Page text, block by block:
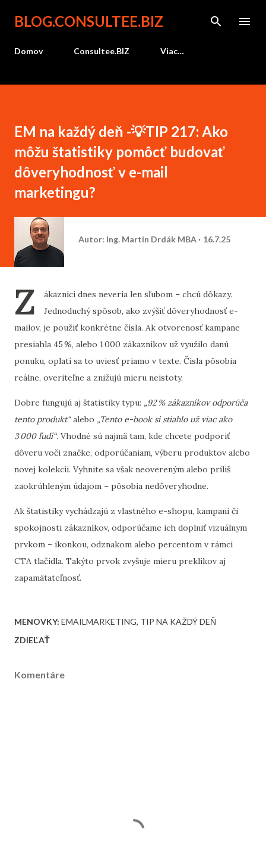
Preskočiť na hlavný obsah
BLOG.CONSULTEE.BIZ
Domov Consultee.BIZ Viac…
EM na každý deň -💡TIP 217: Ako
môžu štatistiky pomôcť budovať
dôveryhodnosť v e-mail
marketingu?
Autor: Ing. Martin Drdák MBA 16.7.25
Z
ákazníci dnes neveria len sľubom – chcú dôkazy.
Jednoduchý spôsob, ako zvýšiť dôveryhodnosť e-
mailov, je použiť konkrétne čísla. Ak otvorenosť kampane
presiahla 45 %, alebo 1 000 zákazníkov už využilo danú
ponuku, oplatí sa to uviesť priamo v texte. Čísla pôsobia
reálne, overiteľne a znižujú mieru neistoty.
Dobre fungujú aj štatistiky typu: „92 % zákazníkov odporúča
tento produkt“alebo „Tento e-book si stiahlo už viac ako
3 000 ľudí“. Vhodné sú najmä tam, kde chcete podporiť
dôveru voči značke, odporúčaniam, výberu produktov alebo
novej kolekcii. Vyhnite sa však neovereným alebo príliš
zaokrúhleným údajom – pôsobia nedôveryhodne.
Ak štatistiky vychádzajú z vlastného e-shopu, kampaní či
spokojnosti zákazníkov, odporúčame ich doplniť vizuálnym
prvkom – ikonkou, odznakom alebo percentom v rámci
CTA tlačidla. Takýto prvok zvyšuje mieru preklikov aj
zapamätateľnosť.
MENOVKY: EMAILMARKETING TIP NA KAŽDÝ DEŇ
ZDIEĽAŤ
Komentáre